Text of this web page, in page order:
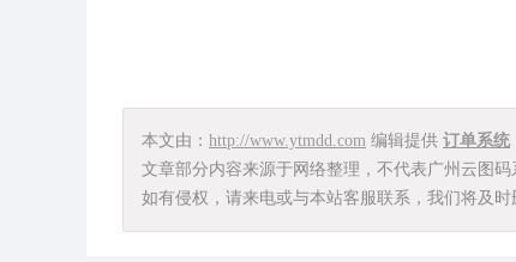
本文由： http://www.ytmdd.com 编辑提供 订单系统
文章部分内容来源于网络整理，不代表广州云图
如有侵权，请来电或与本站客服联系，我们将及时